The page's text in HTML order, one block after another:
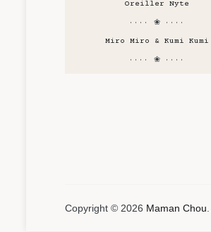
Oreiller Nyte
···· ❀ ····
Miro Miro & Kumi Kumi
···· ❀ ····
Copyright © 2026 Maman Chou